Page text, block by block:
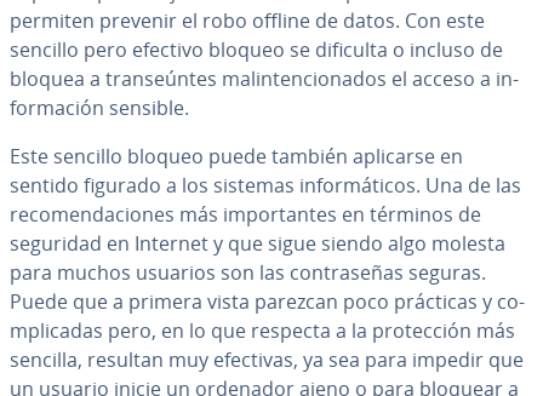
permiten prevenir el robo offline de datos. Con este
sencillo pero efectivo bloqueo se dificulta o incluso de
bloquea a tra­n­seú­n­tes ma­li­n­te­n­cio­na­dos el acceso a in­
fo­r­ma­ción sensible.
Este sencillo bloqueo puede también aplicarse en
sentido figurado a los sistemas in­fo­r­má­ti­cos. Una de las
re­co­me­n­da­cio­nes más im­po­r­ta­n­tes en términos de
seguridad en Internet y que sigue siendo algo molesta
para muchos usuarios son las co­n­tra­se­ñas seguras.
Puede que a primera vista parezcan poco prácticas y co­
m­pli­ca­das pero, en lo que respecta a la pro­te­c­ción más
sencilla, resultan muy efectivas, ya sea para impedir que
un usuario inicie un ordenador ajeno o para bloquear a